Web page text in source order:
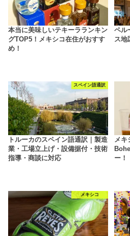
本当に美味しいテキーラランキン
グTOP5！メキシコ在住がおすす
め！
ペル
ス地
スペイン語通訳
トルーカのスペイン語通訳｜製造
業・工場立上げ・設備据付・技術
指導・商談に対応
メキ
ー！
メキシコ